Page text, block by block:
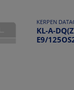
KERPEN
KL-A-
E9/